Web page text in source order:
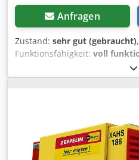
Anfragen
Zustand: sehr gut (gebraucht)
Funktionsfähigkeit: voll
Kompressor ATLAS COPCO
Endkühler, nach vollständiger
Leistung: 14,20 m³/min;
einsatzbereit, mit Garantie
Bruttopreis: 117.465 PLN
Zustand importiert. Unten